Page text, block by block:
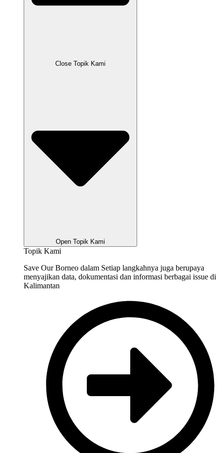
Close Topik Kami
Open Topik Kami
Topik Kami
Save Our Borneo dalam Setiap langkahnya juga berupaya
menyajikan data, dokumentasi dan informasi berbagai issue di
Kalimantan